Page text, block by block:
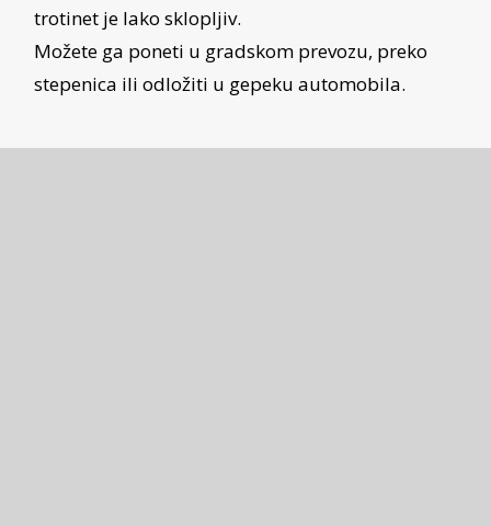
trotinet je lako sklopljiv.
Možete ga poneti u gradskom prevozu, preko
stepenica ili odložiti u gepeku automobila.